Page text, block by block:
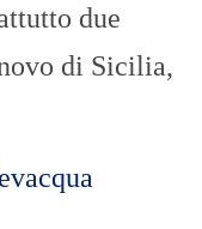
due
di Sicilia,